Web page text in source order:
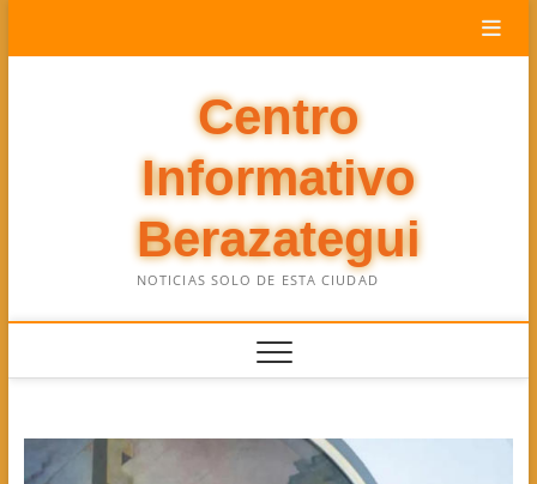
Centro
Informativo
Berazategui
NOTICIAS SOLO DE ESTA CIUDAD